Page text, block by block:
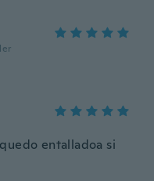
entalladoa si